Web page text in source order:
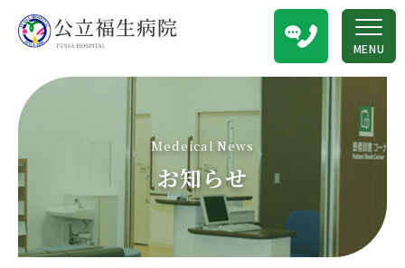
MENU
Medeical News
お知らせ